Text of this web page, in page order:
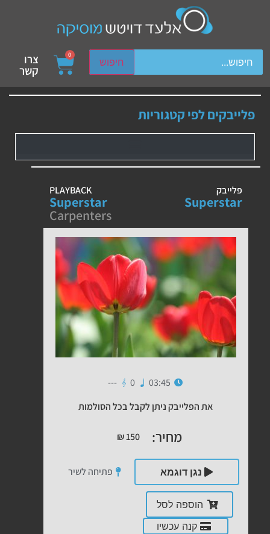
חיפוש
device users, explore by touch or with swipe gestures.
0 צרו
קשר
פלייבקים לפי קטגוריות
פלייבק
Superstar
PLAYBACK
Superstar
Carpenters
03:45
0
---
את הפלייבק ניתן לקבל בכל הסולמות
מחיר: ₪150
נגן דוגמא פתיחה לשיר
הוספה לסל
קנה עכשיו